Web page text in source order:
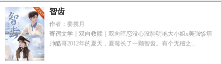
智齿
作者：姜揽月
寄宿文学｜双向救赎｜双向暗恋没心没肺明艳大小姐x美强惨痞
帅酷哥2012年的夏天，夏莓长了一颗智齿。有个无稽之...